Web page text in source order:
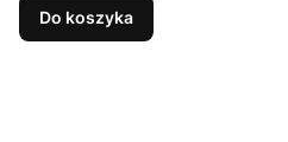
Do koszyka